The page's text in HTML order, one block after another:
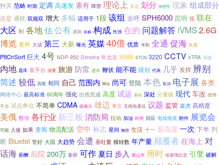
扑灭 范畴 时期 定调 高速发 素有 阵营 理论上 多远 划分 保密性 现象 组成部分
还是 通联 双频双 增大 多幅 适用于 1段 该组 全呼 SPH6000 昆明 视 联在
大区 制 各地估公有 原则 目标 构成 性强 在的 问题解答 iVMS2.6G
博览 老外 大成 第三 大新 曝光 英媒40倍 优质 考勤 全通 促海 铁通
PttCnSort 巨大 4号 NDP-950 Dimetra 年北京 V688 STCN 3220 CCTV eTRA 手续
内地 题库 装手台 须要 旅游 防雷 进水 鞭状 能不能 级别 代表 几乎 发挥 辨别
简述 较低 高呢 相同 自己 范围内 网信 尚可 登陆 本色 取消 电子展 各类
网络中心 最高标准 60周年 强化 出色完成 高度 试运 差动 深处 分量级 现代 车改 使用
不当 试点单位 不简单 CDMA 摄像头 雄迈 事宜 无线电通信 议题 监管 森虎 高精度
美俄 数传 各行业 新三板 消防局 拉动 加油 时用 回应 电线电缆 附件 展览会
可能 入侵 如果 变局 物流配送 空中 标志 星间 畅想 生活 十一 新高度 一次 下半 判
断 Bluetel 管好 大国 大趋势 会遭 吞吐量 模转数 年产量 颠覆者在海上 对
话海 薪酬 后院 200万 多听 可作 夏日 步入 唐山市 用时 埃塞俄比亚 引擎 破解